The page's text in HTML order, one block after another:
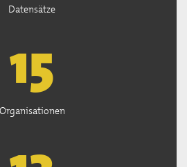
Datensätze
15
Organisationen